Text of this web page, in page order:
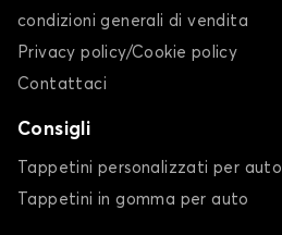
condizioni generali di vendita
Privacy policy/Cookie policy
Contattaci
Consigli
Tappetini personalizzati per auto
Tappetini in gomma per auto